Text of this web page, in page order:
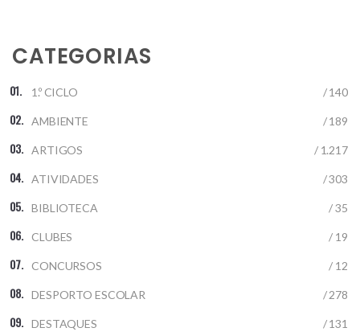
CATEGORIAS
1.º CICLO / 140
AMBIENTE / 189
ARTIGOS / 1.217
ATIVIDADES / 303
BIBLIOTECA / 35
CLUBES / 19
CONCURSOS / 12
DESPORTO ESCOLAR / 278
DESTAQUES / 131